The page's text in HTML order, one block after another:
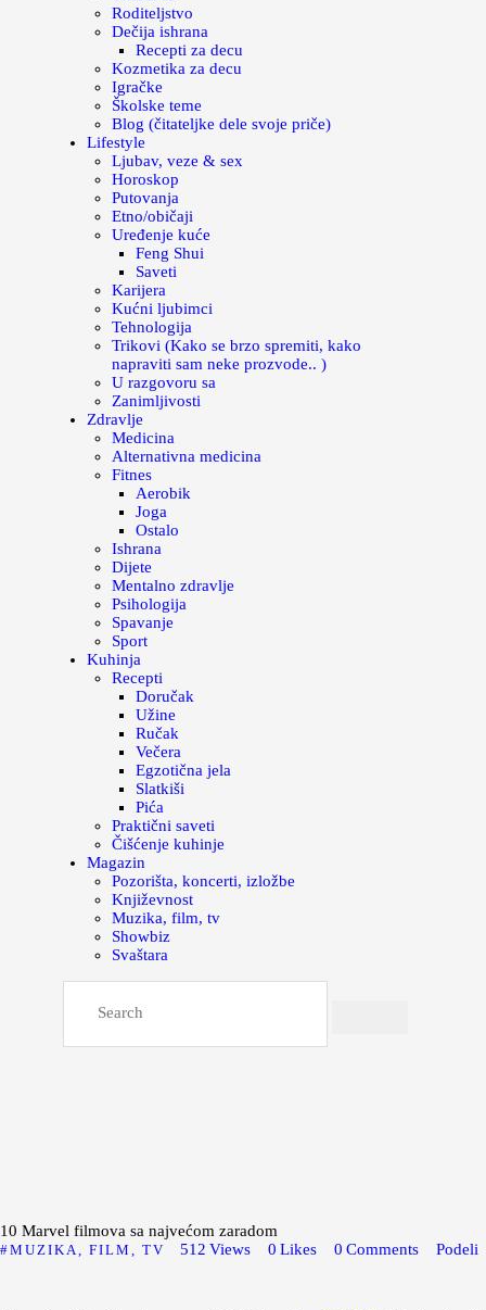
Roditeljstvo
Dečija ishrana
Recepti za decu
Kozmetika za decu
Igračke
Školske teme
Blog (čitateljke dele svoje priče)
Lifestyle
Ljubav, veze & sex
Horoskop
Putovanja
Etno/običaji
Uređenje kuće
Feng Shui
Saveti
Karijera
Kućni ljubimci
Tehnologija
Trikovi (Kako se brzo spremiti, kako
napraviti sam neke prozvode.. )
U razgovoru sa
Zanimljivosti
Zdravlje
Medicina
Alternativna medicina
Fitnes
Aerobik
Joga
Ostalo
Ishrana
Dijete
Mentalno zdravlje
Psihologija
Spavanje
Sport
Kuhinja
Recepti
Doručak
Užine
Ručak
Večera
Egzotična jela
Slatkiši
Pića
Praktični saveti
Čišćenje kuhinje
Magazin
Pozorišta, koncerti, izložbe
Književnost
Muzika, film, tv
Showbiz
Svaštara
10 Marvel filmova sa najvećom zaradom
MUZIKA, FILM, TV 512 Views 0 Likes 0 Comments Podeli